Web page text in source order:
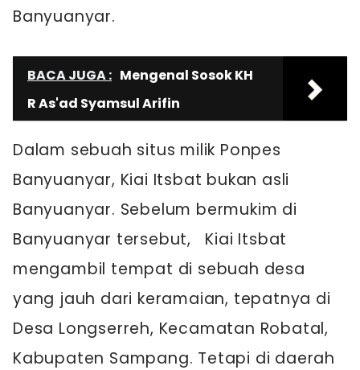
Banyuanyar.
BACA JUGA : Mengenal Sosok KH
R As'ad Syamsul Arifin
Dalam sebuah situs milik Ponpes
Banyuanyar, Kiai Itsbat bukan asli
Banyuanyar. Sebelum bermukim di
Banyuanyar tersebut, Kiai Itsbat
mengambil tempat di sebuah desa
yang jauh dari keramaian, tepatnya di
Desa Longserreh, Kecamatan Robatal,
Kabupaten Sampang. Tetapi di daerah